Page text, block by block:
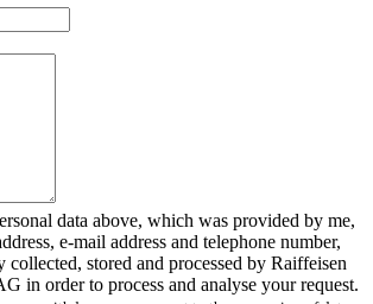
data above, which was provided by me,
e-mail address and telephone number,
stored and processed by Raiffeisen
in order to process and analyse your request.